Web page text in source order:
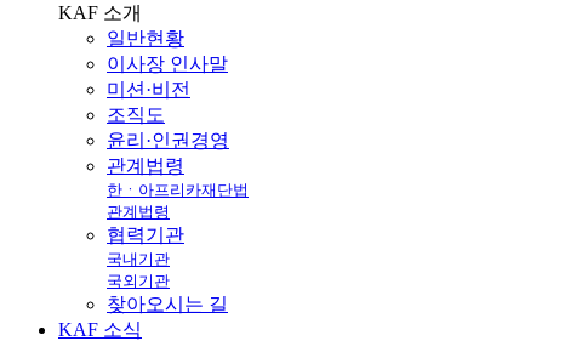
KAF 소개
일반현황
이사장 인사말
미션·비전
조직도
윤리·인권경영
관계법령
한ㆍ아프리카재단법
관계법령
협력기관
국내기관
국외기관
찾아오시는 길
KAF 소식